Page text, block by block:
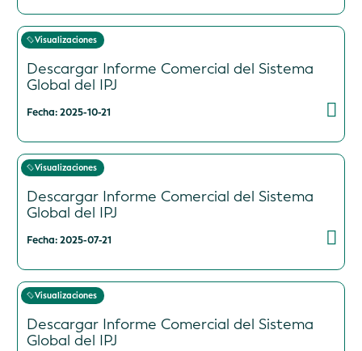
Visualizaciones
Descargar Informe Comercial del Sistema
Global del IPJ
Fecha: 2025-10-21
Visualizaciones
Descargar Informe Comercial del Sistema
Global del IPJ
Fecha: 2025-07-21
Visualizaciones
Descargar Informe Comercial del Sistema
Global del IPJ